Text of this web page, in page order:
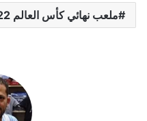
ملعب نهائي كأس العالم 2022